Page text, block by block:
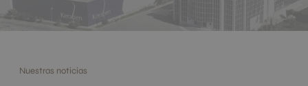
Nuestras noticias